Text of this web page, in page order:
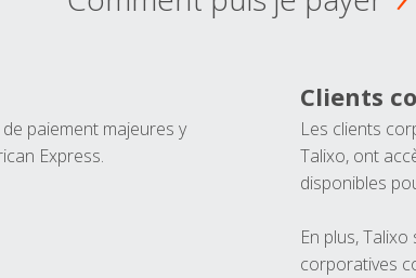
paiement majeures y
Express.
Clients
Les clients
Talixo, ont
disponibles
En plus,
corporatives